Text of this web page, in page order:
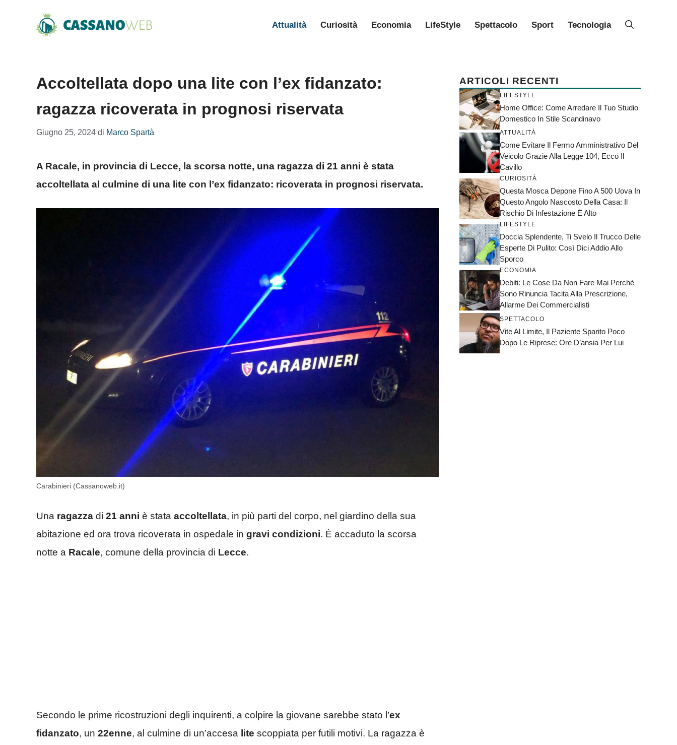
Attualità Curiosità Economia LifeStyle Spettacolo Sport Tecnologia
Accoltellata dopo una lite con l’ex fidanzato:
ragazza ricoverata in prognosi riservata
Giugno 25, 2024 di Marco Spartà
A Racale, in provincia di Lecce, la scorsa notte, una ragazza di 21 anni è stata
accoltellata al culmine di una lite con l’ex fidanzato: ricoverata in prognosi riservata.
Carabinieri (Cassanoweb.it)
Una ragazza di 21 anni è stata accoltellata, in più parti del corpo, nel giardino della sua
abitazione ed ora trova ricoverata in ospedale in gravi condizioni. È accaduto la scorsa
notte a Racale, comune della provincia di Lecce.
Secondo le prime ricostruzioni degli inquirenti, a colpire la giovane sarebbe stato l’ex
fidanzato, un 22enne, al culmine di un’accesa lite scoppiata per futili motivi. La ragazza è
ARTICOLI RECENTI
LIFESTYLE
Home Office: Come Arredare Il Tuo Studio
Domestico In Stile Scandinavo
ATTUALITÀ
Come Evitare Il Fermo Amministrativo Del
Veicolo Grazie Alla Legge 104, Ecco Il
Cavillo
CURIOSITÀ
Questa Mosca Depone Fino A 500 Uova In
Questo Angolo Nascosto Della Casa: Il
Rischio Di Infestazione È Alto
LIFESTYLE
Doccia Splendente, Ti Svelo Il Trucco Delle
Esperte Di Pulito: Così Dici Addio Allo
Sporco
ECONOMIA
Debiti: Le Cose Da Non Fare Mai Perché
Sono Rinuncia Tacita Alla Prescrizione,
Allarme Dei Commercialisti
SPETTACOLO
Vite Al Limite, Il Paziente Sparito Poco
Dopo Le Riprese: Ore D’ansia Per Lui